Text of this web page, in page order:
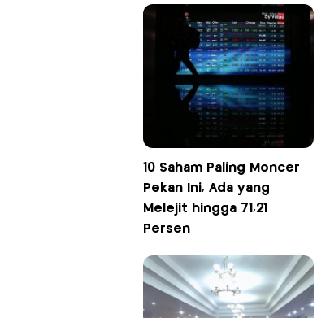
10 Saham Paling Moncer
Pekan Ini, Ada yang
Melejit hingga 71,21
Persen